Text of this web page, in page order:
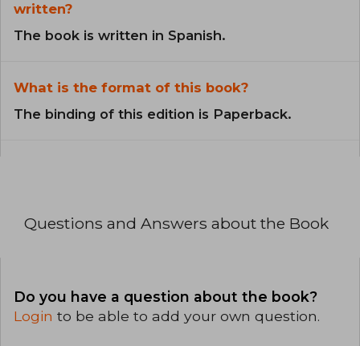
written?
The book is written in Spanish.
What is the format of this book?
The binding of this edition is Paperback.
Questions and Answers about the Book
Do you have a question about the book?
Login to be able to add your own question.